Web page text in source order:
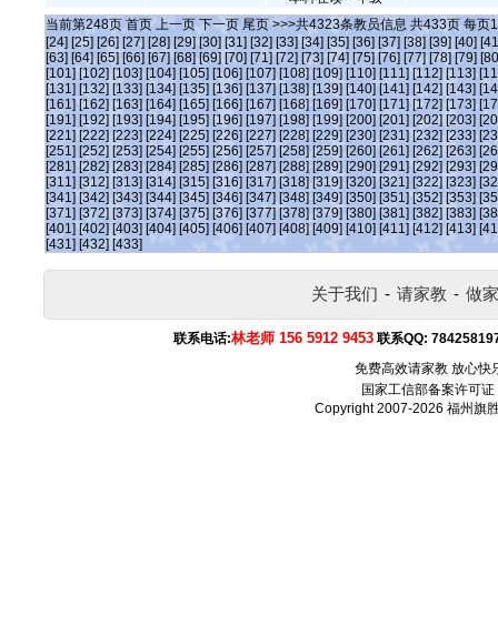
当前第248页 首页 上一页 下一页 尾页 >>>共4323条教员信息 共433页 每页
[24] [25] [26] [27] [28] [29] [30] [31] [32] [33] [34] [35] [36] [37] [38] [39] [40]
[63] [64] [65] [66] [67] [68] [69] [70] [71] [72] [73] [74] [75] [76] [77] [78] [79]
[101] [102] [103] [104] [105] [106] [107] [108] [109] [110] [111] [112] [113]
[131] [132] [133] [134] [135] [136] [137] [138] [139] [140] [141] [142] [143]
[161] [162] [163] [164] [165] [166] [167] [168] [169] [170] [171] [172] [173]
[191] [192] [193] [194] [195] [196] [197] [198] [199] [200] [201] [202] [203]
[221] [222] [223] [224] [225] [226] [227] [228] [229] [230] [231] [232] [233]
[251] [252] [253] [254] [255] [256] [257] [258] [259] [260] [261] [262] [263]
[281] [282] [283] [284] [285] [286] [287] [288] [289] [290] [291] [292] [293]
[311] [312] [313] [314] [315] [316] [317] [318] [319] [320] [321] [322] [323]
[341] [342] [343] [344] [345] [346] [347] [348] [349] [350] [351] [352] [353]
[371] [372] [373] [374] [375] [376] [377] [378] [379] [380] [381] [382] [383]
[401] [402] [403] [404] [405] [406] [407] [408] [409] [410] [411] [412] [413]
[431] [432] [433]
关于我们 - 请家教 - 做
联系电话:林老师 156 5912 9453 联系QQ:
免费高效请家教 放心快
国家工信部备案许可证
Copyright 2007-2026 福州旗